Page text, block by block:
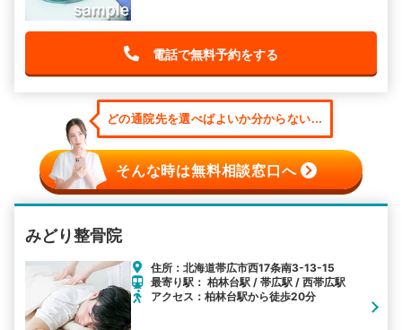
電話で無料予約をする
どの通院先を選べばよいか分からない...
そんな時は無料相談窓口へ
みどり整骨院
住所：北海道帯広市西17条南3-13-15
最寄り駅： 柏林台駅 / 帯広駅 / 西帯広駅
アクセス：柏林台駅から徒歩20分